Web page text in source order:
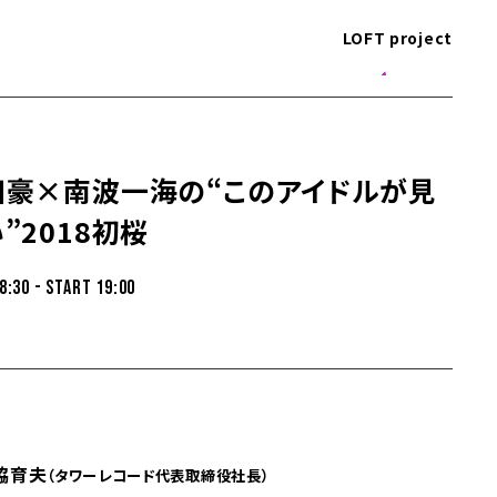
LOFT project
×南波一海の“このアイドルが見
初桜
- START 19:00
育夫（タワーレコード代表取締役社長）